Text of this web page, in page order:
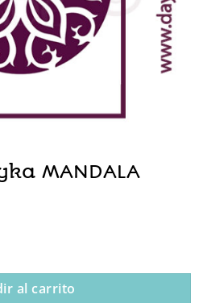
MANDALA
cantidad
al carrito